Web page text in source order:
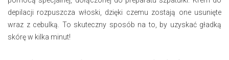
depilacji rozpuszcza włoski, dzięki czemu zostają one usunięte
wraz z cebulką. To skuteczny sposób na to, by uzyskać gładką
skórę w kilka minut!